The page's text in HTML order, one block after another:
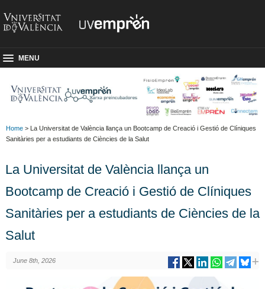
MENU
Home > La Universitat de València llança un Bootcamp de Creació i Gestió de Clíniques
Sanitàries per a estudiants de Ciències de la Salut
La Universitat de València llança un
Bootcamp de Creació i Gestió de Clíniques
Sanitàries per a estudiants de Ciències de la
Salut
June 8th, 2026